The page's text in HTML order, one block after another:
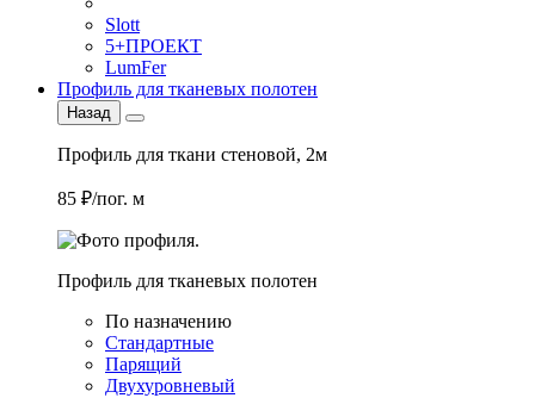
Slott
5+ПРОЕКТ
LumFer
Профиль для тканевых полотен
Назад
Профиль для ткани стеновой, 2м
85 ₽/пог. м
Профиль для тканевых полотен
По назначению
Стандартные
Парящий
Двухуровневый